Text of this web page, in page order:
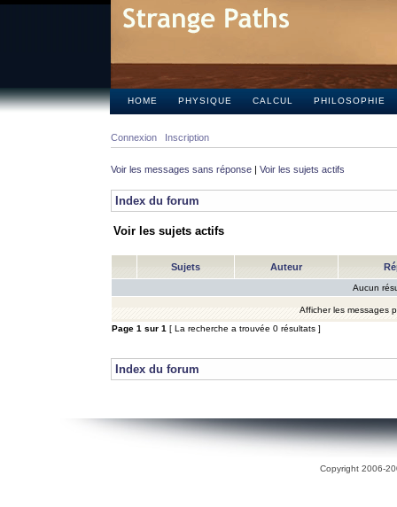
HOME PHYSIQUE CALCUL PHILOSOPHIE
Connexion Inscription
Voir les messages sans réponse | Voir les sujets actifs
Index du forum
Voir les sujets actifs
Sujets Auteur
Aucun
Afficher les messages
Page 1 sur 1 [ La recherche a trouvée 0 résultats ]
Index du forum
Copyright 2006-